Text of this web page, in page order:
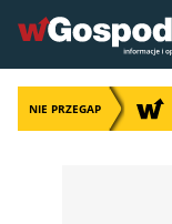
NIE PRZEGAP